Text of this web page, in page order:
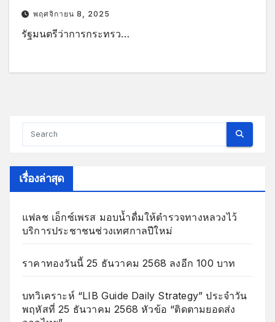
พฤศจิกายน 8, 2025
รัฐมนตรีว่าการกระทรว…
เรื่องล่าสุด
แฟลช เอ็กซ์เพรส มอบน้ำดื่มให้ตำรวจทางหลวงไว้
บริการประชาชนช่วงเทศกาลปีใหม่
ราคาทองวันนี้ 25 ธันวาคม 2568 ลงอีก 100 บาท
บทวิเคราะห์ “LIB Guide Daily Strategy” ประจำวัน
พฤหัสที่ 25 ธันวาคม 2568 หัวข้อ “ติดตามยอดส่ง